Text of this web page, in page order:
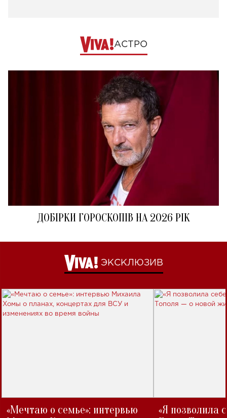
АСТРО
ДОБІРКИ ГОРОСКОПІВ НА 2026 РІК
ЭКСКЛЮЗИВ
«Мечтаю о семье»: интервью
«Я позволила